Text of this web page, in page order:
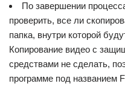
По завершении
проверить, все ли
папка, внутри которой
Копирование видео с
средствами не сделать,
программе под названием